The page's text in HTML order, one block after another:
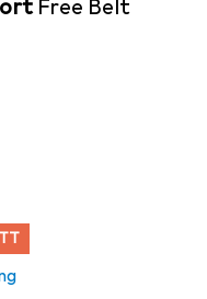
Free Belt